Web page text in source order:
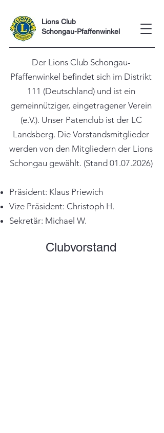
Lions Club
Schongau-Pfaffenwinkel
Der Lions Club Schongau-
Pfaffenwinkel befindet sich im Distrikt
111 (Deutschland) und ist ein
gemeinnütziger, eingetragener Verein
(e.V.). Unser Patenclub ist der LC
Landsberg. Die Vorstandsmitglieder
werden von den Mitgliedern der Lions
Schongau gewählt. (Stand 01.07.2026)
Präsident: Klaus Priewich
Vize Präsident: Christoph H.
Sekretär: Michael W.
Clubvorstand